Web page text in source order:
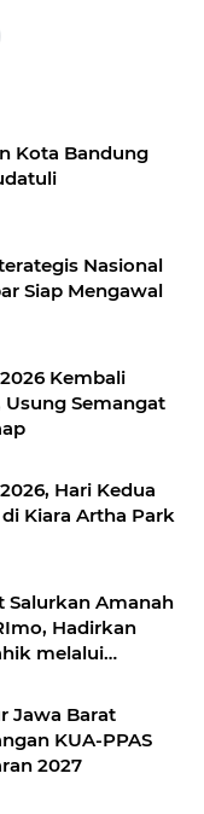
Kota Bandung
Nasional
Siap Mengawal
Kembali
Semangat
Hari Kedua
Kiara Artha Park
Salurkan Amanah
Hadirkan
melalui
Jawa Barat
KUA-PPAS
2027